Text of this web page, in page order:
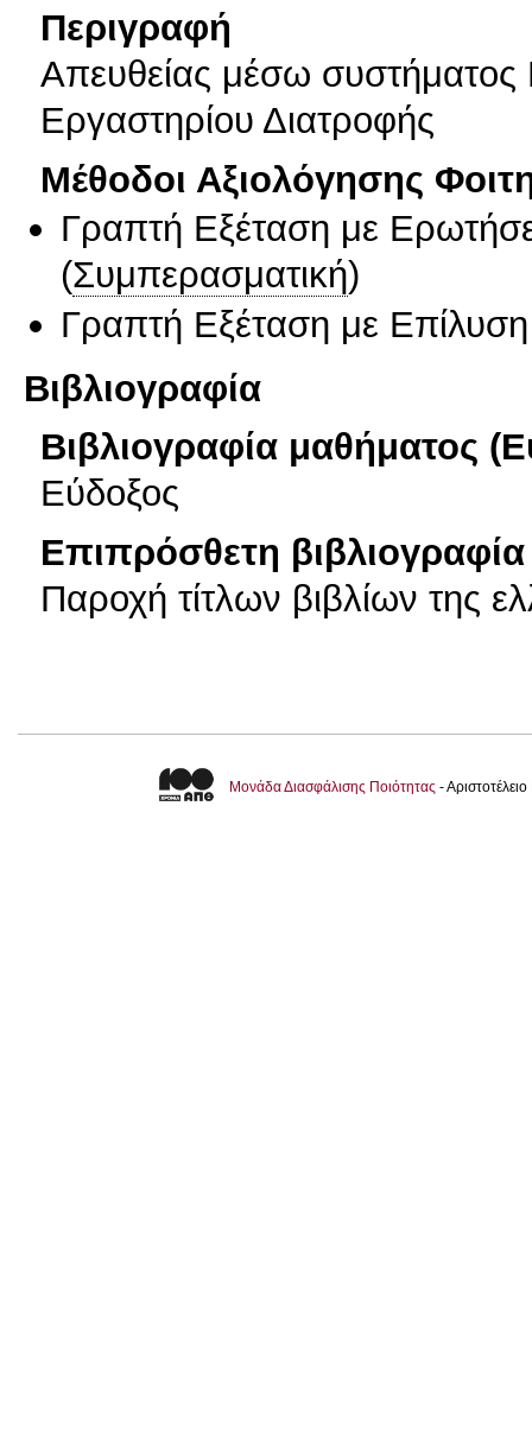
Περιγραφή
Απευθείας μέσω
Εργαστηρίου Διατροφής
Μέθοδοι Αξιολόγησης
Γραπτή Εξέταση με
(Συμπερασματική)
Γραπτή Εξέταση με
Βιβλιογραφία
Βιβλιογραφία μαθήματος
Εύδοξος
Επιπρόσθετη βιβλιογραφία
Παροχή τίτλων βιβλίων της
Μονάδα Διασφάλισης Ποιότητας -